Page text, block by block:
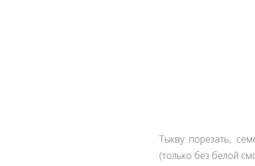
Тыкву порезать,
(только без белой